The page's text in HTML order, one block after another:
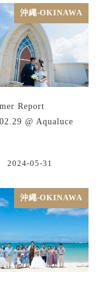
沖繩-OKINAWA
Report
@ Aqualuce
2024-05-31
沖繩-OKINAWA